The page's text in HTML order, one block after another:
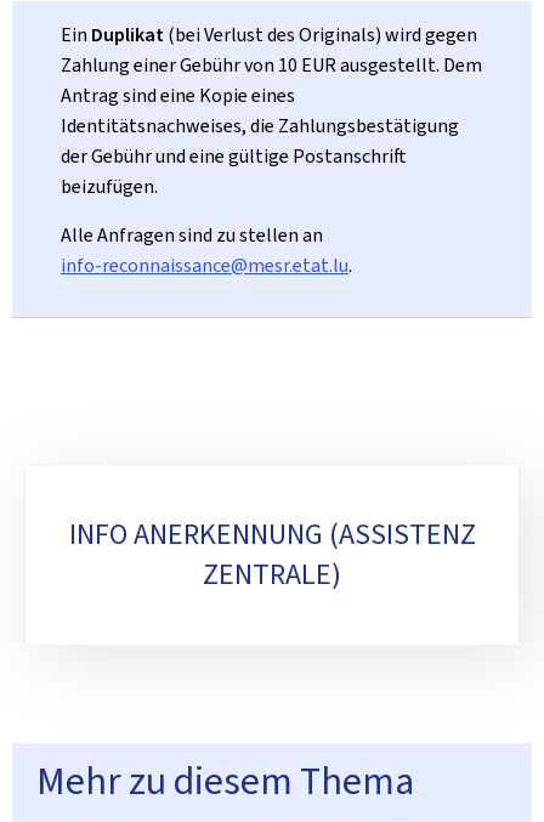
Ein Duplikat(bei Verlust des Originals) wird gegen
Zahlung einer Gebühr von 10 EUR ausgestellt. Dem
Antrag sind eine Kopie eines
Identitätsnachweises, die Zahlungsbestätigung
der Gebühr und eine gültige Postanschrift
beizufügen.
Alle Anfragen sind zu stellen an
info-reconnaissance@mesr.etat.lu.
INFO ANERKENNUNG (ASSISTENZ
ZENTRALE)
Mehr zu diesem Thema